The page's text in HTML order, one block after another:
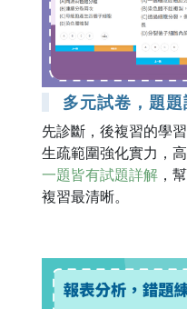
多元試卷，題
先診斷，後複習的學
生疏範圍強化實力，
一題皆有試題詳解 ，
複習最清晰。